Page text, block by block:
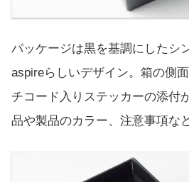
パッケージは黒を基調にしたシ
aspireらしいデザイン。箱の側
チコード入りステッカーの添付
品や製品のカラー、注意事項な